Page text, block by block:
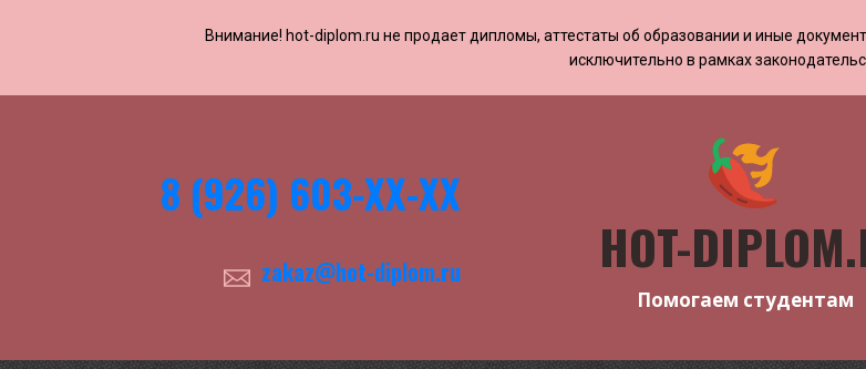
Внимание! ​​​​hot-diplom.ru не продает дипломы, аттестаты об образовании и иные
исключительно в рамках
HOT-
Помогаем студентам
8 (926) 603-ХХ-ХХ
zakaz@hot-diplom.ru